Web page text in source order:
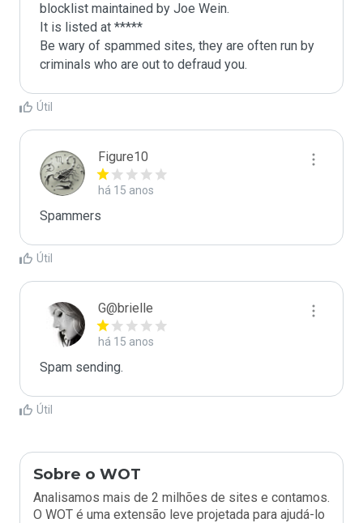
blocklist maintained by Joe Wein.
It is listed at *****
Be wary of spammed sites, they are often run by
criminals who are out to defraud you.
Útil
Figure10
há 15 anos
Spammers
Útil
G@brielle
há 15 anos
Spam sending.
Útil
Sobre o WOT
Analisamos mais de 2 milhões de sites e contamos.
O WOT é uma extensão leve projetada para ajudá-lo